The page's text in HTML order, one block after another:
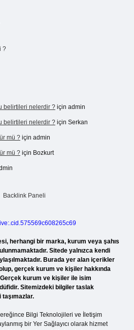
?
belirtileri nelerdir ? için admin
belirtileri nelerdir ? için Serkan
mü ? için admin
mü ? için Bozkurt
herhangi bir marka, kurum veya şahıs
Sitede yalnızca kendi
Burada yer alan içerikler
gerçek kurum ve kişiler hakkında
Gerçek kurum ve kişiler ile isim
Sitemizdeki bilgiler taslak
Bilgi Teknolojileri ve İletişim
bir Yer Sağlayıcı olarak hizmet